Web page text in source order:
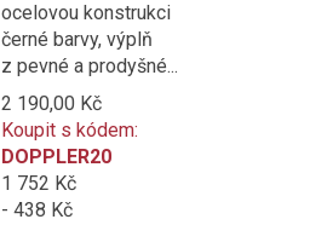
ocelovou konstrukci
černé barvy, výplň
z pevné a prodyšné...
2 190,00 Kč
Koupit s kódem:
DOPPLER20
1 752 Kč
- 438 Kč